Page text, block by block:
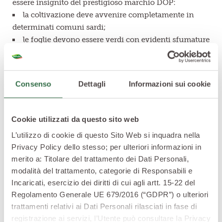
Consenso Dettagli Informazioni sui cookie
Cookie utilizzati da questo sito web
L’utilizzo di cookie di questo Sito Web si inquadra nella
Privacy Policy dello stesso; per ulteriori informazioni in
merito a: Titolare del trattamento dei Dati Personali,
modalità del trattamento, categorie di Responsabili e
Incaricati, esercizio dei diritti di cui agli artt. 15-22 del
Regolamento Generale UE 679/2016 (“GDPR”) o ulteriori
trattamenti relativi ai Dati Personali rilasciati in fase di
registrazione ai servizi, l’Utente può consultare la Privacy
essere insignito del prestigioso marchio DOP:
la coltivazione deve avvenire completamente in
determinati comuni sardi;
le foglie devono essere verdi con evidenti sfumature
violetto;
il capolino deve avere una forma conica e allungata;
giallo all’apice;
le foglie devono essere carnose ma allo stesso tempo
all’assaggio il sapore del carciofo deve essere
equilibrato, un connubio perfetto tra amarognolo e
dolce.
In cucina è un ingrediente dal sapore
unico